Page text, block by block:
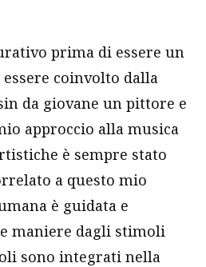
prima di essere un
coinvolto dalla
da giovane un pittore e
approccio alla musica
è sempre stato
a questo mio
è guidata e
maniere dagli stimoli
sono integrati nella